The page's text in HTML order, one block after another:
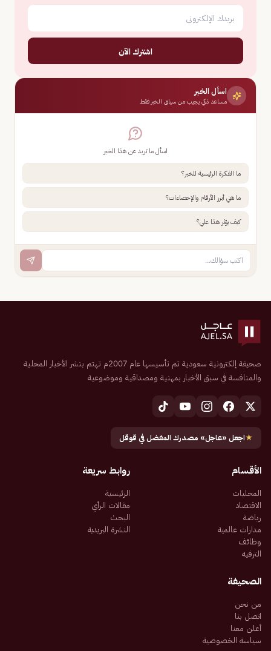
اشترك الآن
اسأل الخبر
مساعد ذكي يجيب من سياق الخبر فقط
اسأل ما تريد عن هذا الخبر
ما الفكرة الرئيسية للخبر؟
ما هي أبرز الأرقام والإحصاءات؟
كيف يؤثر هذا علي؟
صحيفة إلكترونية سعودية تم تأسيسها عام 2007م تهتم بنشر الأخبار المحلية
والمنافسة في سبق الأخبار بمهنية ومصداقية وموضوعية
★اجعل «عاجل» مصدرك المفضل في قوقل
الأقسام
المحليات
الاقتصاد
رياضة
مدارات عالمية
وظائف
الترفيه
روابط سريعة
الرئيسية
مقالات الرأي
البحث
النشرة البريدية
الصحيفة
من نحن
اتصل بنا
أعلن معنا
سياسة الخصوصية